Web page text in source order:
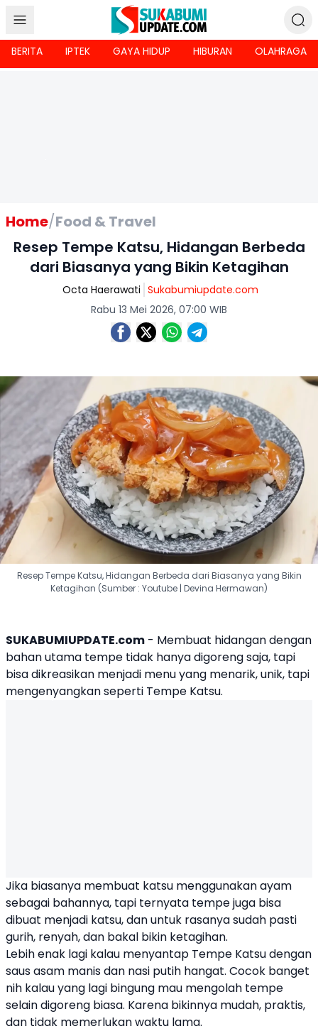
BERITA IPTEK GAYA HIDUP HIBURAN OLAHRAGA
Home/Food & Travel
Resep Tempe Katsu, Hidangan Berbeda
dari Biasanya yang Bikin Ketagihan
Octa Haerawati Sukabumiupdate.com
Rabu 13 Mei 2026, 07:00 WIB
Resep Tempe Katsu, Hidangan Berbeda dari Biasanya yang Bikin
Ketagihan (Sumber : Youtube | Devina Hermawan)
SUKABUMIUPDATE.com - Membuat hidangan dengan
bahan utama tempe tidak hanya digoreng saja, tapi
bisa dikreasikan menjadi menu yang menarik, unik, tapi
mengenyangkan seperti Tempe Katsu.
Jika biasanya membuat katsu menggunakan ayam
sebagai bahannya, tapi ternyata tempe juga bisa
dibuat menjadi katsu, dan untuk rasanya sudah pasti
gurih, renyah, dan bakal bikin ketagihan.
Lebih enak lagi kalau menyantap Tempe Katsu dengan
saus asam manis dan nasi putih hangat. Cocok banget
nih kalau yang lagi bingung mau mengolah tempe
selain digoreng biasa. Karena bikinnya mudah, praktis,
dan tidak memerlukan waktu lama.